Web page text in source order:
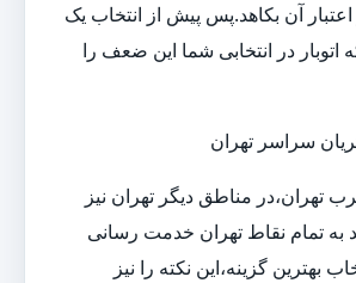
آن بکاهد.پس پیش از انتخاب یک
اتوبار در انتخابی شما این ضعف را
سراسر تهران
تهران،در مناطق دیگر تهران نیز
به تمام نقاط تهران خدمت رسانی
بهترین گزینه،این نکته را نیز